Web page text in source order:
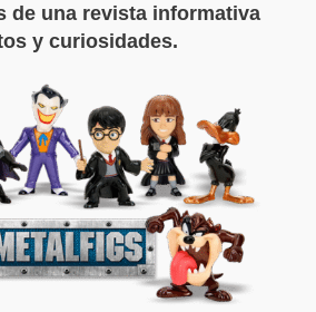
de una revista informativa
y curiosidades.